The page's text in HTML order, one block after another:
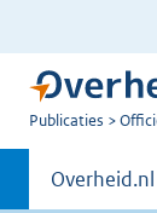
U
Publicaties
Primaire
Andere
Overheid.nl